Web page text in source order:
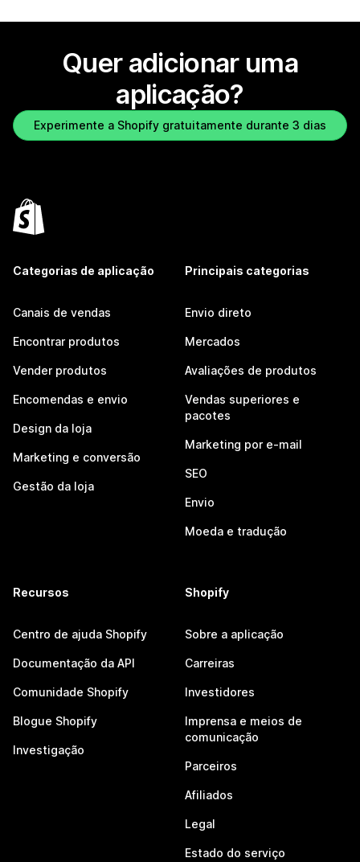
Quer adicionar uma
aplicação?
Experimente a Shopify gratuitamente durante 3 dias
Categorias de aplicação
Canais de vendas
Encontrar produtos
Vender produtos
Encomendas e envio
Design da loja
Marketing e conversão
Gestão da loja
Principais categorias
Envio direto
Mercados
Avaliações de produtos
Vendas superiores e
pacotes
Marketing por e-mail
SEO
Envio
Moeda e tradução
Recursos
Centro de ajuda Shopify
Documentação da API
Comunidade Shopify
Blogue Shopify
Investigação
Shopify
Sobre a aplicação
Carreiras
Investidores
Imprensa e meios de
comunicação
Parceiros
Afiliados
Legal
Estado do serviço